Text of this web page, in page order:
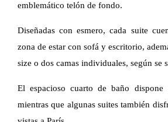
emblemático telón de fondo.
Diseñadas con esmero, cada suite
zona de estar con sofá y escritorio,
size o dos camas individuales, según se
El espacioso cuarto de baño dispone
mientras que algunas suites también